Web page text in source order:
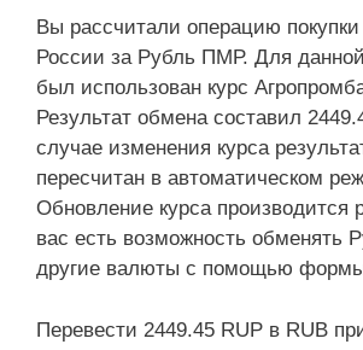
Вы рассчитали операцию
России за Рубль ПМР. Для
был использован курс
Результат обмена составил
случае изменения курса
пересчитан в автоматическом
Обновление курса производится
вас есть возможность обменять
другие валюты с помощью
Перевести 2449.45 RUP в RUB